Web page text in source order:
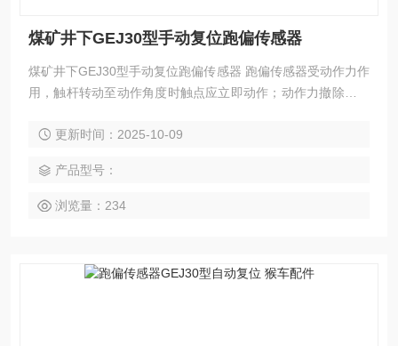
煤矿井下GEJ30型手动复位跑偏传感器
煤矿井下GEJ30型手动复位跑偏传感器 跑偏传感器受动作力作
用，触杆转动至动作角度时触点应立即动作；动作力撤除，触
更新时间：2025-10-09
产品型号：
浏览量：234